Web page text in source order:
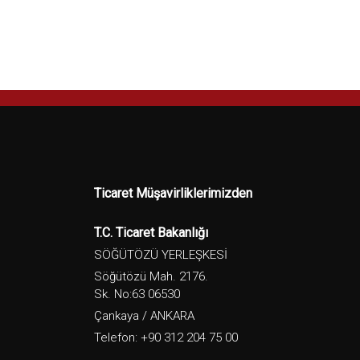
Ticaret Müşavirliklerimizden
T.C. Ticaret Bakanlığı
SÖĞÜTÖZÜ YERLEŞKESİ
Söğütözü Mah. 2176.
Sk. No:63 06530
Çankaya / ANKARA
Telefon: +90 312 204 75 00